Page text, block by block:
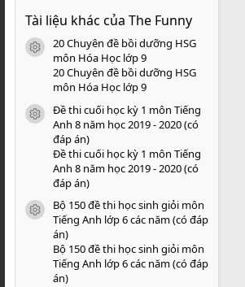
0
0
s
a
o
Tài liệu khác của The Funny
icon tài liệu
20 Chuyên đề bồi dưỡng HSG
môn Hóa Học lớp 9
20 Chuyên đề bồi dưỡng HSG
môn Hóa Học lớp 9
icon tài liệu
Đề thi cuối học kỳ 1 môn Tiếng
Anh 8 năm học 2019 - 2020 (có
đáp án)
Đề thi cuối học kỳ 1 môn Tiếng
Anh 8 năm học 2019 - 2020 (có
đáp án)
icon tài liệu
Bộ 150 đề thi học sinh giỏi môn
Tiếng Anh lớp 6 các năm (có đáp
án)
Bộ 150 đề thi học sinh giỏi môn
Tiếng Anh lớp 6 các năm (có đáp
án)